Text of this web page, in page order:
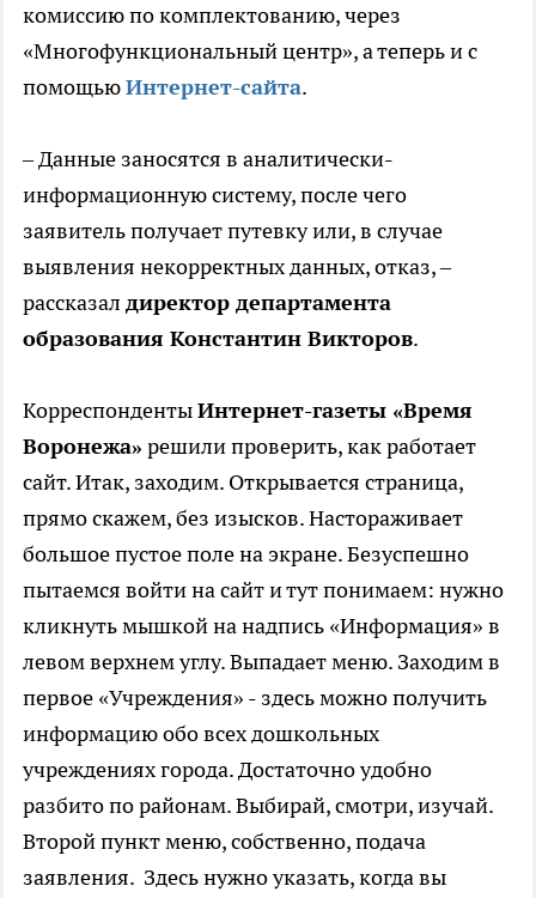
комиссию по комплектованию, через
«Многофункциональный центр», а теперь и с
помощьюИнтернет-сайта.
– Данные заносятся в аналитически-
информационную систему, после чего
заявитель получает путевку или, в случае
выявления некорректных данных, отказ, –
рассказал директор департамента
образования Константин Викторов.
КорреспондентыИнтернет-газеты «Время
Воронежа» решили проверить, как работает
сайт. Итак, заходим. Открывается страница,
прямо скажем, без изысков. Настораживает
большое пустое поле на экране. Безуспешно
пытаемся войти на сайт и тут понимаем: нужно
кликнуть мышкой на надпись «Информация» в
левом верхнем углу. Выпадает меню. Заходим в
первое «Учреждения» - здесь можно получить
информацию обо всех дошкольных
учреждениях города. Достаточно удобно
разбито по районам. Выбирай, смотри, изучай.
Второй пункт меню, собственно, подача
заявления. Здесь нужно указать, когда вы